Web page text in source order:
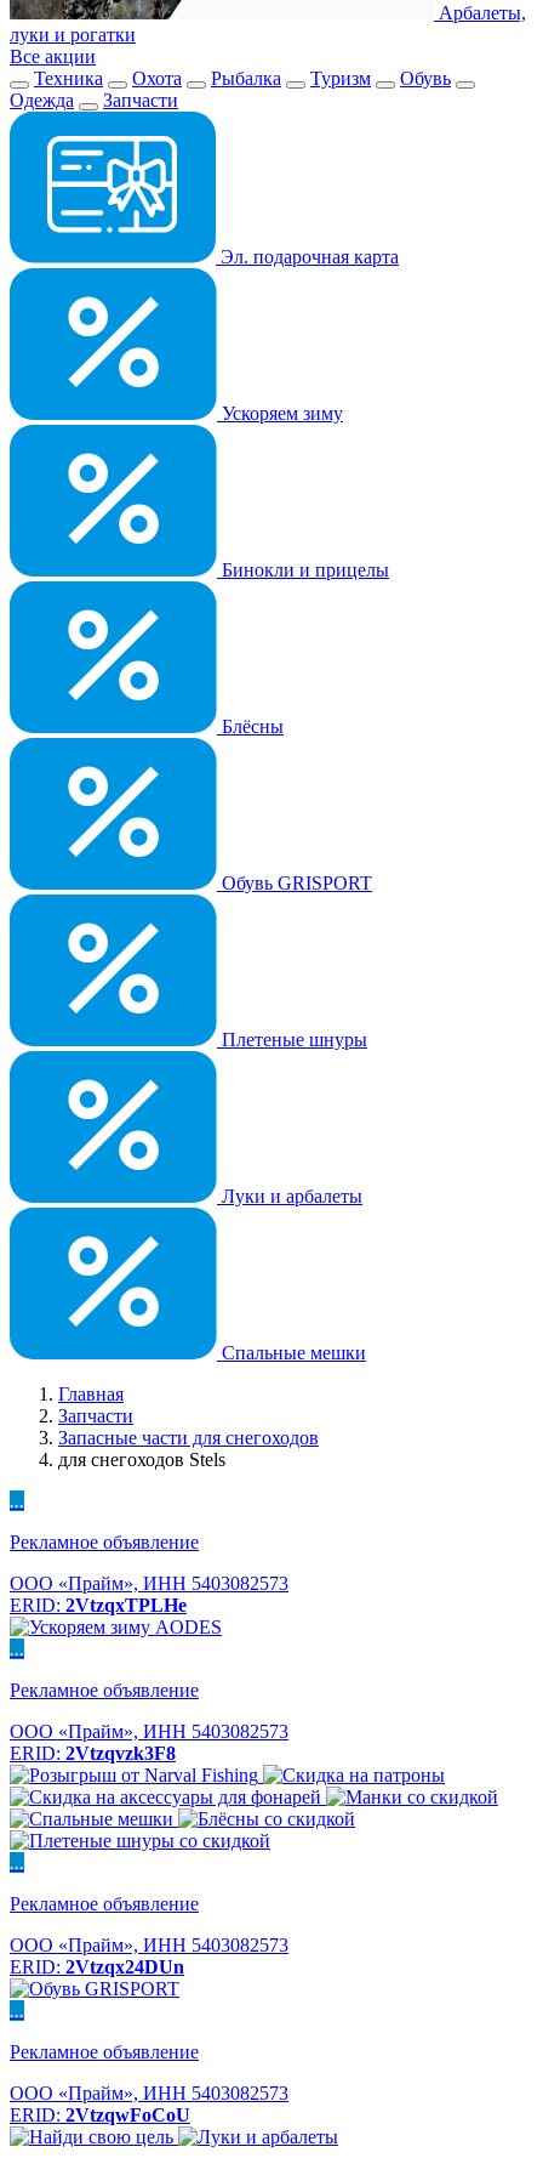
Арбалеты,
луки и рогатки
Все акции
Техника
Охота Рыбалка Туризм
Обувь
Одежда
Запчасти
Эл. подарочная карта
Ускоряем зиму
Бинокли и прицелы
Блёсны
Обувь GRISPORT
Плетеные шнуры
Луки и арбалеты
Спальные мешки
Главная
Запчасти
Запасные части для снегоходов
для снегоходов Stels
...
Рекламное объявление
ООО «Прайм», ИНН 5403082573
ERID: 2VtzqxTPLHe
...
Рекламное объявление
ООО «Прайм», ИНН 5403082573
ERID: 2Vtzqvzk3F8
...
Рекламное объявление
ООО «Прайм», ИНН 5403082573
ERID: 2Vtzqx24DUn
...
Рекламное объявление
ООО «Прайм», ИНН 5403082573
ERID: 2VtzqwFoCoU